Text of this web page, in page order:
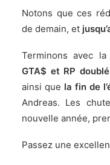
Notons que ces
de demain, et
Terminons avec
GTA$ et RP
ainsi que la fin de
Andreas. Les
nouvelle année,
Passez une